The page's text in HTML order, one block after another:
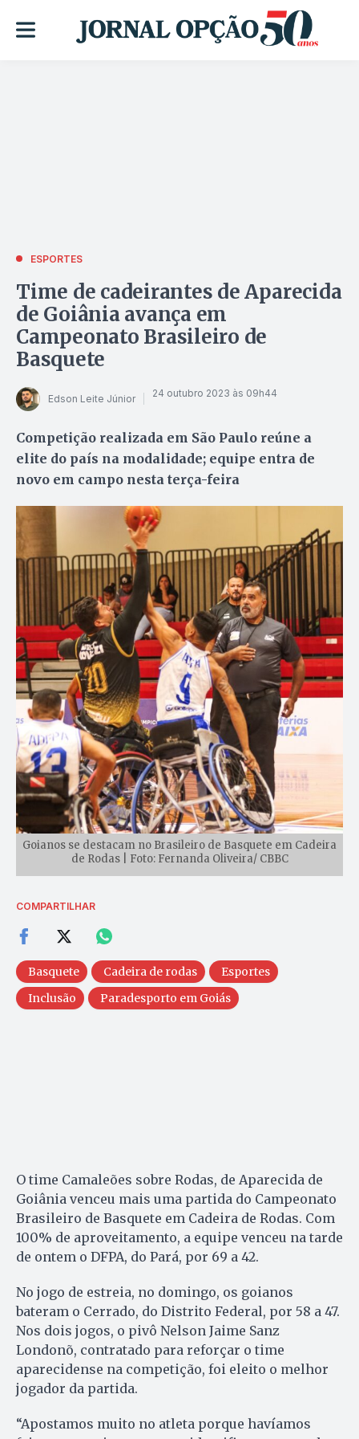
ESPORTES
Time de cadeirantes de Aparecida
de Goiânia avança em
Campeonato Brasileiro de
Basquete
Edson Leite Júnior 24 outubro 2023 às 09h44
Competição realizada em São Paulo reúne a
elite do país na modalidade; equipe entra de
novo em campo nesta terça-feira
Goianos se destacam no Brasileiro de Basquete em Cadeira
de Rodas | Foto: Fernanda Oliveira/ CBBC
COMPARTILHAR
Basquete Cadeira de rodas
Esportes
Inclusão
Paradesporto em Goiás
O time Camaleões sobre Rodas, de Aparecida de
Goiânia venceu mais uma partida do Campeonato
Brasileiro de Basquete em Cadeira de Rodas. Com
100% de aproveitamento, a equipe venceu na tarde
de ontem o DFPA, do Pará, por 69 a 42.
No jogo de estreia, no domingo, os goianos
bateram o Cerrado, do Distrito Federal, por 58 a 47.
Nos dois jogos, o pivô Nelson Jaime Sanz
Londonõ, contratado para reforçar o time
aparecidense na competição, foi eleito o melhor
jogador da partida.
“Apostamos muito no atleta porque havíamos